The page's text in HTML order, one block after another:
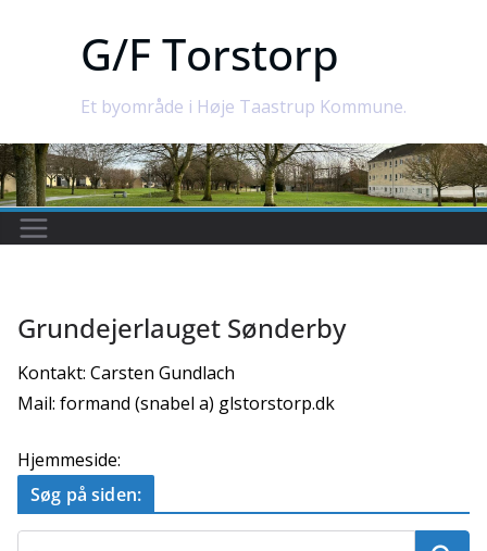
G/F Torstorp
Et byområde i Høje Taastrup Kommune.
Grundejerlauget Sønderby
Kontakt: Carsten Gundlach
Mail: formand (snabel a) glstorstorp.dk
Hjemmeside:
Søg på siden: